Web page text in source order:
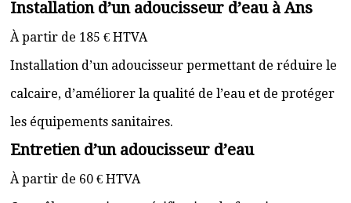
Installation d’un adoucisseur d’eau à Ans
À partir de 185 € HTVA
Installation d’un adoucisseur permettant de réduire le
calcaire, d’améliorer la qualité de l’eau et de protéger
les équipements sanitaires.
Entretien d’un adoucisseur d’eau
À partir de 60 € HTVA